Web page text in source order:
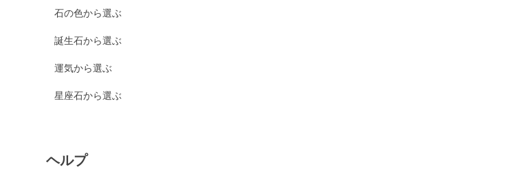
石の色から選ぶ
誕生石から選ぶ
運気から選ぶ
星座石から選ぶ
ヘルプ